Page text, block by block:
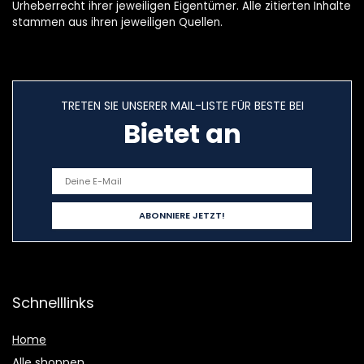
Urheberrecht ihrer jeweiligen Eigentümer. Alle zitierten Inhalte
stammen aus ihren jeweiligen Quellen.
TRETEN SIE UNSERER MAIL-LISTE FÜR BESTE BEI
Bietet an
Schnelllinks
Home